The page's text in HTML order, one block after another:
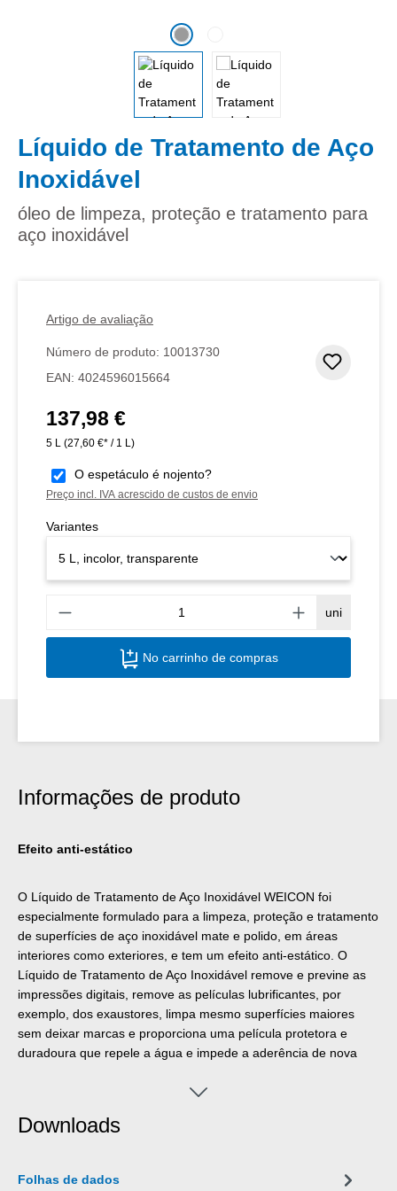
Líquido de Tratamento de Aço
Inoxidável
óleo de limpeza, proteção e tratamento para
aço inoxidável
Artigo de avaliação
Número de produto: 10013730
EAN: 4024596015664
Preço normal:
137,98 €
5 L (27,60 €* / 1 L)
O espetáculo é nojento?
Preço incl. IVA acrescido de custos de envio
Variantes
uni
No carrinho de compras
Informações de produto
Efeito anti-estático
O Líquido de Tratamento de Aço Inoxidável WEICON foi
especialmente formulado para a limpeza, proteção e tratamento
de superfícies de aço inoxidável mate e polido, em áreas
interiores como exteriores, e tem um efeito anti-estático. O
Líquido de Tratamento de Aço Inoxidável remove e previne as
impressões digitais, remove as películas lubrificantes, por
exemplo, dos exaustores, limpa mesmo superfícies maiores
sem deixar marcas e proporciona uma película protetora e
duradoura que repele a água e impede a aderência de nova
Downloads
Folhas de dados